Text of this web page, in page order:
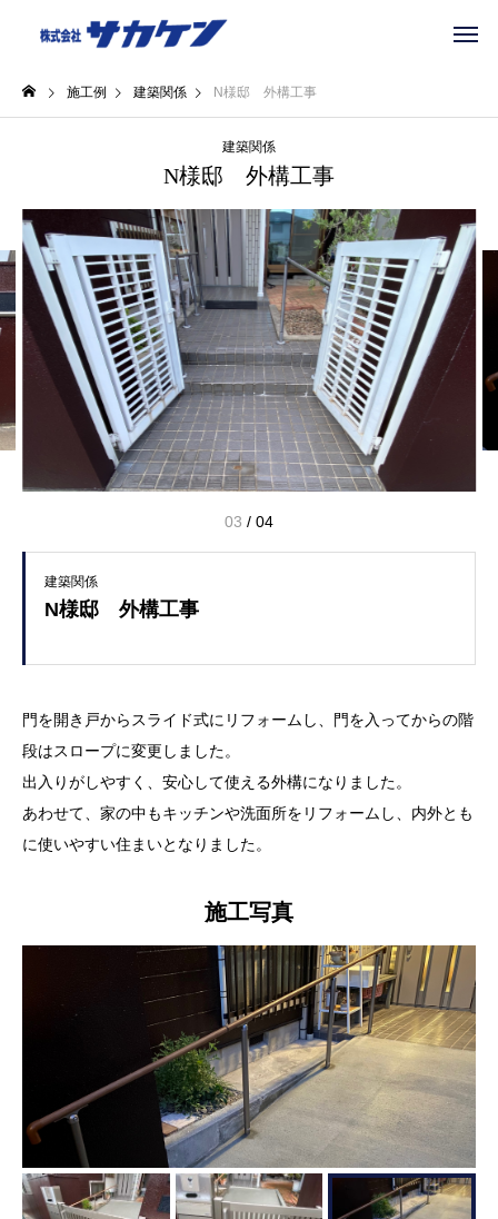
施工例 建築関係 N様邸 外構工事
建築関係
N様邸 外構工事
04 / 04
建築関係
N様邸 外構工事
門を開き戸からスライド式にリフォームし、門を入ってからの階
段はスロープに変更しました。
出入りがしやすく、安心して使える外構になりました。
あわせて、家の中もキッチンや洗面所をリフォームし、内外とも
に使いやすい住まいとなりました。
施工写真